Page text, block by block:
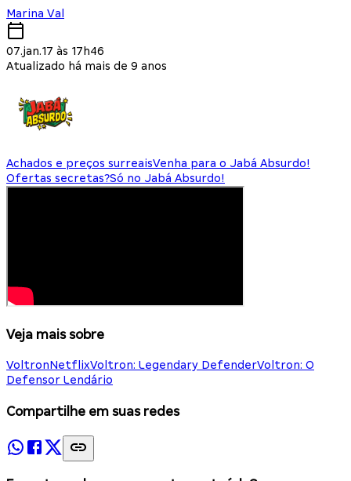
Marina Val
07.jan.17 às 17h46
Atualizado há mais de 9 anos
Achados e preços surreaisVenha para o Jabá Absurdo!
Ofertas secretas?Só no Jabá Absurdo!
Veja mais sobre
VoltronNetflixVoltron: Legendary DefenderVoltron: O
Defensor Lendário
Compartilhe em suas redes